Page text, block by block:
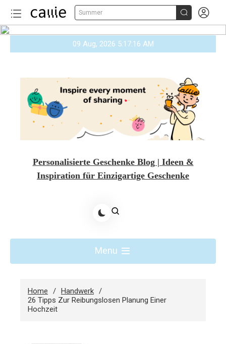
Summer  
09 Aug, 2026 5:17:17 AM
Personalisierte Geschenke Blog | Ideen &
Inspiration für Einzigartige Geschenke
Menu
Home
Handwerk
26 Tipps Zur Reibungslosen Planung Einer
Hochzeit